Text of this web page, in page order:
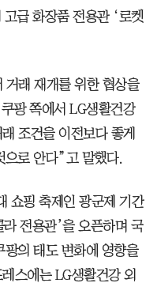
급 화장품 전용관 ‘로켓
거래 재개를 위한 협상을
팡 쪽에서 LG생활건강
조건을 이전보다 좋게
으로 안다”고 말했다.
쇼핑 축제인 광군제 기간
전용관’을 오픈하며 국
의 태도 변화에 영향을
스에는 LG생활건강 외